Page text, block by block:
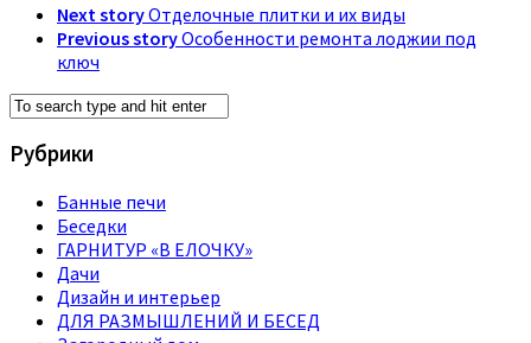
Next storyОтделочные плитки и их виды
Previous storyОсобенности ремонта лоджии под
ключ
Рубрики
Банные печи
Беседки
ГАРНИТУР «В ЕЛОЧКУ»
Дачи
Дизайн и интерьер
ДЛЯ РАЗМЫШЛЕНИЙ И БЕСЕД